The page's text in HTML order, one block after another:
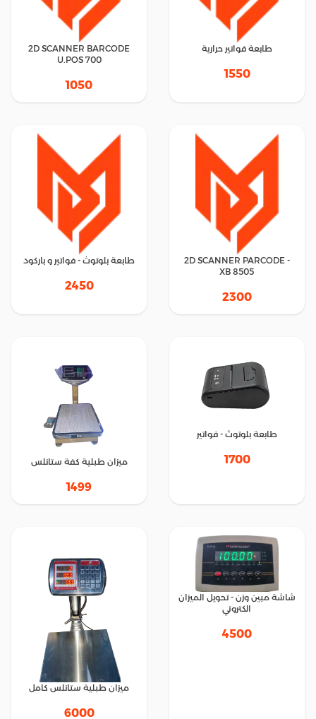
طابعة فواتير حرارية
1550
2D SCANNER BARCODE
U.POS 700
1050
2D SCANNER PARCODE -
XB 8505
2300
طابعة بلوتوث - فواتير و باركود
2450
طابعة بلوتوث - فواتير
1700 ميزان طبلية كفة ستانلس
1499
شاشة مبين وزن - تحويل الميزان
الكتروني
4500
ميزان طبلية ستانلس كامل
6000